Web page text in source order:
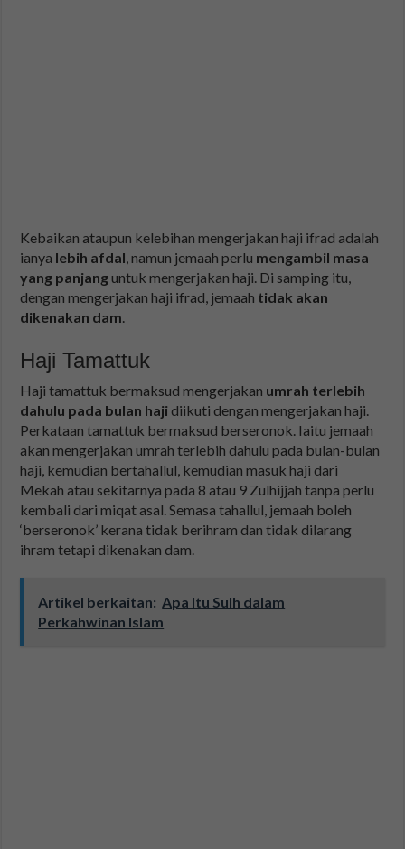
Kebaikan ataupun kelebihan mengerjakan haji ifrad adalah
ianya lebih afdal , namun jemaah perlu mengambil masa
yang panjanguntuk mengerjakan haji. Di samping itu,
dengan mengerjakan haji ifrad, jemaah tidak akan
dikenakan dam
Haji Tamattuk
Haji tamattuk bermaksud mengerjakan umrah terlebih
dahulu pada bulan haji diikuti dengan mengerjakan haji.
Perkataan tamattuk bermaksud berseronok. Iaitu jemaah
akan mengerjakan umrah terlebih dahulu pada bulan-bulan
haji, kemudian bertahallul, kemudian masuk haji dari
Mekah atau sekitarnya pada 8 atau 9 Zulhijjah tanpa perlu
kembali dari miqat asal. Semasa tahallul, jemaah boleh
‘berseronok’ kerana tidak berihram dan tidak dilarang
ihram tetapi dikenakan dam.
Artikel berkaitan: Apa Itu Sulh dalam
Perkahwinan Islam